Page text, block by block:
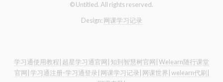
© Untitled. All rights reserved.
Design: 网课学习记录
学习通使用教程| 超星学习通官网| 知到智慧树官网| Welearn随行课堂
官网| 学习通注册-学习通登录| 网课学习记录| 网课世界| welearn代刷|